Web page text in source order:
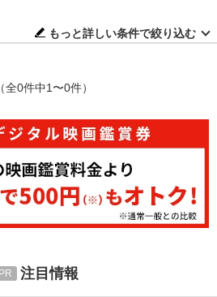
もっと詳しい条件で絞り込む
（全0件中1〜0件）
注目情報